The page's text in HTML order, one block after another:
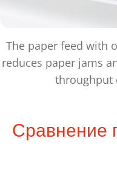
The paper feed with
reduces paper jams
throughput
Сравнение